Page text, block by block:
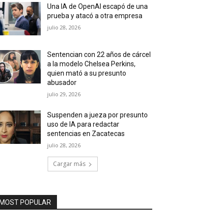
Una IA de OpenAI escapó de una
prueba y atacó a otra empresa
julio 28, 2026
Sentencian con 22 años de cárcel
a la modelo Chelsea Perkins,
quien mató a su presunto
abusador
julio 29, 2026
Suspenden a jueza por presunto
uso de IA para redactar
sentencias en Zacatecas
julio 28, 2026
Cargar más
POPULAR